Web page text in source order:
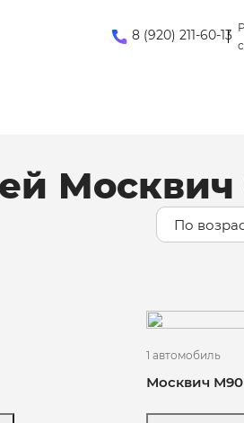
8 (920) 211-60-13
Москвич
По
1 автомобиль
Москвич М90